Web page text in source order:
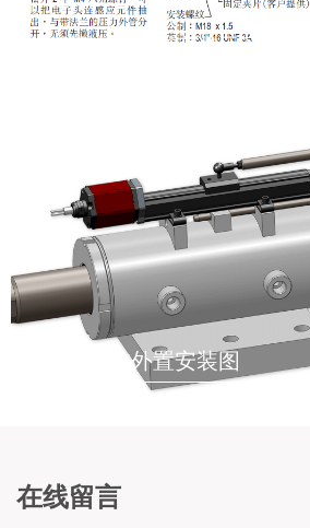
液压油缸内置安装示意图
液压油缸外置安装图
在线留言